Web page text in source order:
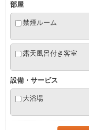
部屋
禁煙ルーム
露天風呂付き客室
設備・サービス
大浴場